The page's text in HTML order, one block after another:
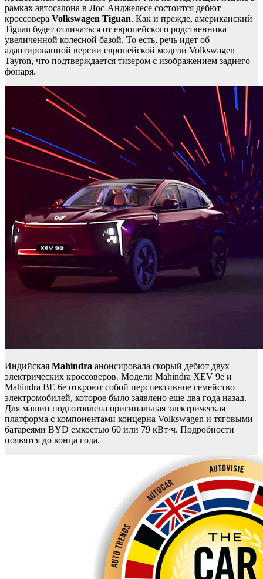
рамках автосалона в Лос-Анджелесе состоится дебют
кроссовера Volkswagen Tiguan. Как и прежде, американский
Tiguan будет отличаться от европейского родственника
увеличенной колесной базой. То есть, речь идет об
адаптированной версии европейской модели Volkswagen
Tayron, что подтверждается тизером с изображением заднего
фонаря.
Индийская Mahindra анонсировала скорый дебют двух
электрических кроссоверов. Модели Mahindra XEV 9e и
Mahindra BE 6e откроют собой перспективное семейство
электромобилей, которое было заявлено еще два года назад.
Для машин подготовлена оригинальная электрическая
платформа с компонентами концерна Volkswagen и тяговыми
батареями BYD емкостью 60 или 79 кВт·ч. Подробности
появятся до конца года.